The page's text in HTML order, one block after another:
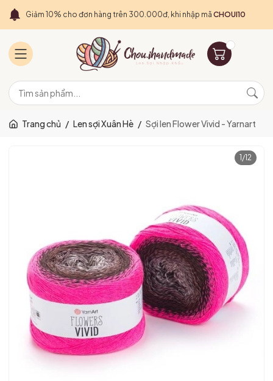
Giảm 10% cho đơn hàng trên 300.000đ, khi nhập mã CHOUI10
Trang chủ / Len sợi Xuân Hè / Sợi len Flower Vivid - Yarnart
1 /12